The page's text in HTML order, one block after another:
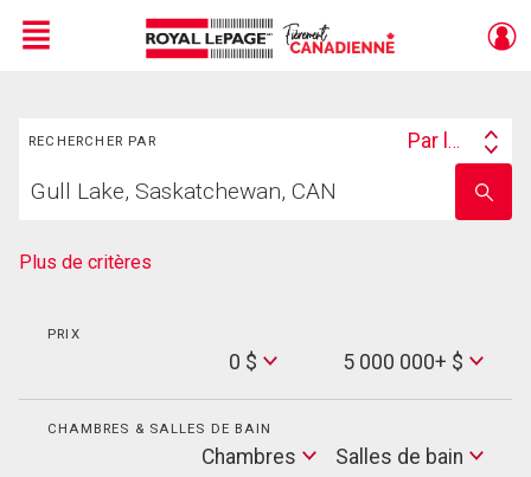
Menu
RECHERCHER PAR
Search
Par lieu
votre
nom
Plus de critères
PRIX
0 $
Max
Price
5 000 000+ $
CHAMBRES & SALLES DE BAIN
Chambres
Salles
Salles de bain